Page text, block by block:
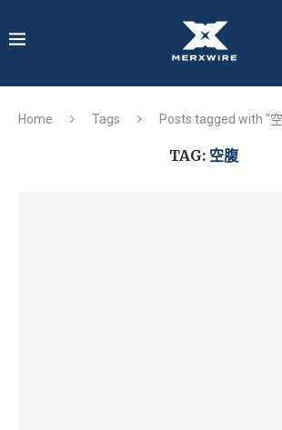
Home Tags Posts tagged with "
TAG: 空腹